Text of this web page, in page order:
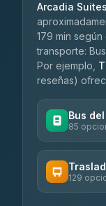
Arcadia
179 min
transporte:
Por ejemplo,
reseñas)
Bus
85
Rayong
129